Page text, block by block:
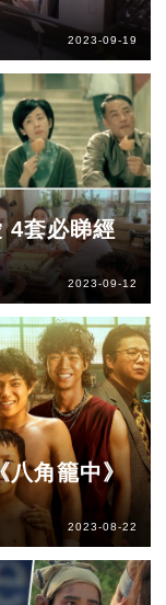
2023-09-19
4套必睇經
2023-09-12
八角籠中》
2023-08-22